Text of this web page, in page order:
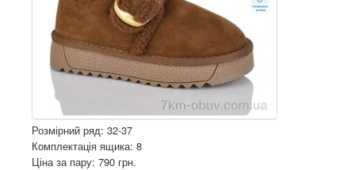
Розмірний ряд: 32-37
Комплектація ящика: 8
Ціна за пару: 790 грн.